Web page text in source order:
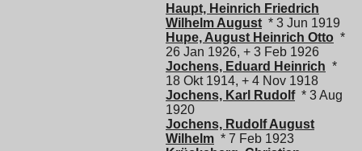
Haupt, Heinrich Friedrich
Wilhelm August * 3 Jun 1919
Hupe, August Heinrich Otto *
26 Jan 1926, + 3 Feb 1926
Jochens, Eduard Heinrich *
18 Okt 1914, + 4 Nov 1918
Jochens, Karl Rudolf* 3 Aug
1920
Jochens, Rudolf August
Wilhelm * 7 Feb 1923